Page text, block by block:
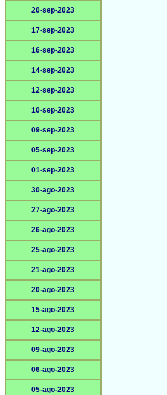
20-sep-2023
17-sep-2023
16-sep-2023
14-sep-2023
12-sep-2023
10-sep-2023
09-sep-2023
05-sep-2023
01-sep-2023
30-ago-2023
27-ago-2023
26-ago-2023
25-ago-2023
21-ago-2023
20-ago-2023
15-ago-2023
12-ago-2023
09-ago-2023
06-ago-2023
05-ago-2023